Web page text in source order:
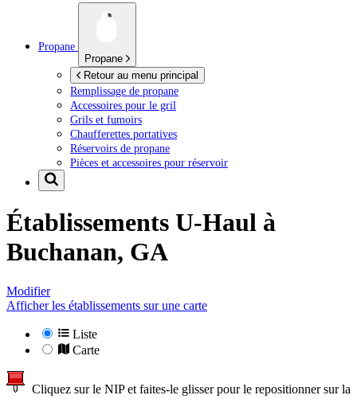
Propane
Propane
Retour au menu principal
Remplissage de propane
Accessoires pour le gril
Grils et fumoirs
Chaufferettes portatives
Réservoirs de propane
Pièces et accessoires pour réservoir
Établissements U-Haul à
Buchanan, GA
Modifier
Afficher les établissements sur une carte
Liste
Carte
Cliquez sur le NIP et faites-le glisser pour le repositionner sur la